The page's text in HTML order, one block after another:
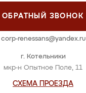
г. Котельники
мкр-н Опытное Поле, 11
СХЕМА ПРОЕЗДА
ОБРАТНЫЙ ЗВОНОК
corp-renessans@yandex.ru